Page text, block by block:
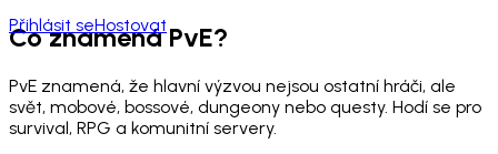
Přihlásit seHostovat
Co znamená PvE?
PvE znamená, že hlavní výzvou nejsou ostatní hráči, ale
svět, mobové, bossové, dungeony nebo questy. Hodí se pro
survival, RPG a komunitní servery.